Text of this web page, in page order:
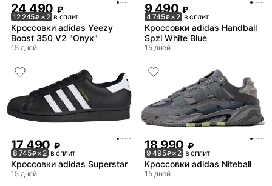
24 490 ₽
12 245₽ × 2 в сплит
Кроссовки adidas Yeezy
Boost 350 V2 "Onyx"
15 дней
9 490 ₽
4 745₽× 2 в сплит
Кроссовки adidas Handball
Spzl White Blue
15 дней
17 490 ₽
8 745₽× 2 в сплит
Кроссовки adidas Superstar
15 дней
18 990 ₽
9 495₽× 2 в сплит
Кроссовки adidas Niteball
15 дней